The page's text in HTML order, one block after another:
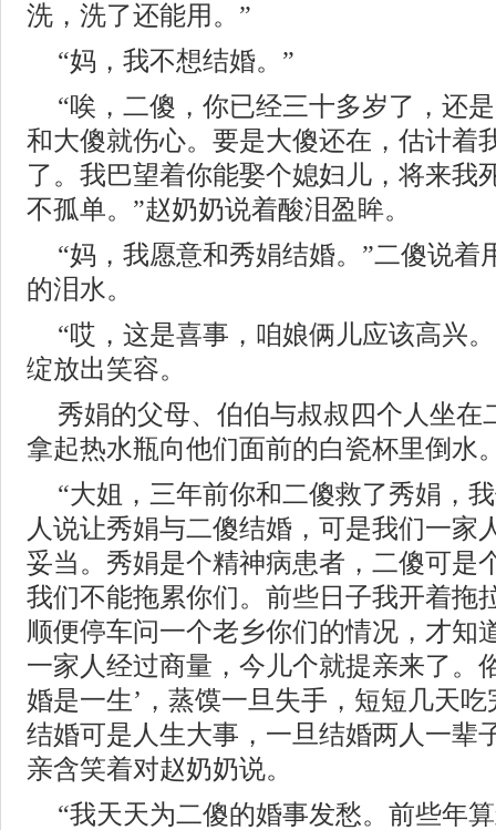
洗，洗了还能用。”
“妈，我不想结婚。”
“唉，二傻，你已经三十多岁了，还
和大傻就伤心。要是大傻还在，估计着
了。我巴望着你能娶个媳妇儿，将来我
不孤单。”赵奶奶说着酸泪盈眸。
“妈，我愿意和秀娟结婚。”二傻说着
的泪水。
“哎，这是喜事，咱娘俩儿应该高兴
绽放出笑容。
秀娟的父母、伯伯与叔叔四个人坐在
拿起热水瓶向他们面前的白瓷杯里倒水
“大姐，三年前你和二傻救了秀娟，
人说让秀娟与二傻结婚，可是我们一家
妥当。秀娟是个精神病患者，二傻可是
我们不能拖累你们。前些日子我开着拖
顺便停车问一个老乡你们的情况，才知
一家人经过商量，今儿个就提亲来了。
婚是一生’，蒸馍一旦失手，短短几天
结婚可是人生大事，一旦结婚两人一辈
亲含笑着对赵奶奶说。
“我天天为二傻的婚事发愁。前些年